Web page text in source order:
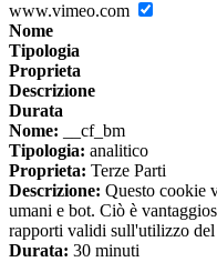
www.vimeo.com
Nome
Tipologia
Proprieta
Descrizione
Durata
Nome: __cf_bm
Tipologia: analitico
Proprieta: Terze Parti
Descrizione: Questo cookie
umani e bot. Ciò è
rapporti validi sull'utilizzo
Durata: 30 minuti